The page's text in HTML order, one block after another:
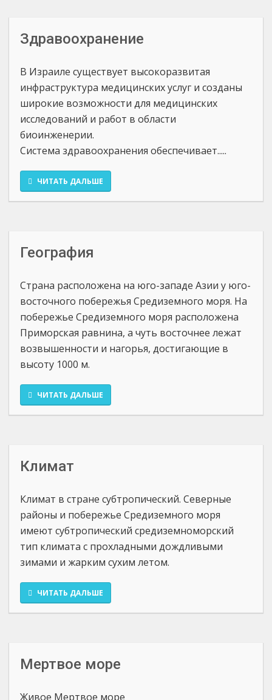
Здравоохранение
В Израиле существует высокоразвитая
инфраструктура медицинских услуг и созданы
широкие возможности для медицинских
исследований и работ в области
биоинженерии.
Система здравоохранения обеспечивает.....
ЧИТАТЬ ДАЛЬШЕ
География
Страна расположена на юго-западе Азии у юго-
восточного побережья Средиземного моря. На
побережье Средиземного моря расположена
Приморская равнина, а чуть восточнее лежат
возвышенности и нагорья, достигающие в
высоту 1000 м.
ЧИТАТЬ ДАЛЬШЕ
Климат
Климат в стране субтропический. Северные
районы и побережье Средиземного моря
имеют субтропический средиземноморский
тип климата с прохладными дождливыми
зимами и жарким сухим летом.
ЧИТАТЬ ДАЛЬШЕ
Мертвое море
Живое Мертвое море